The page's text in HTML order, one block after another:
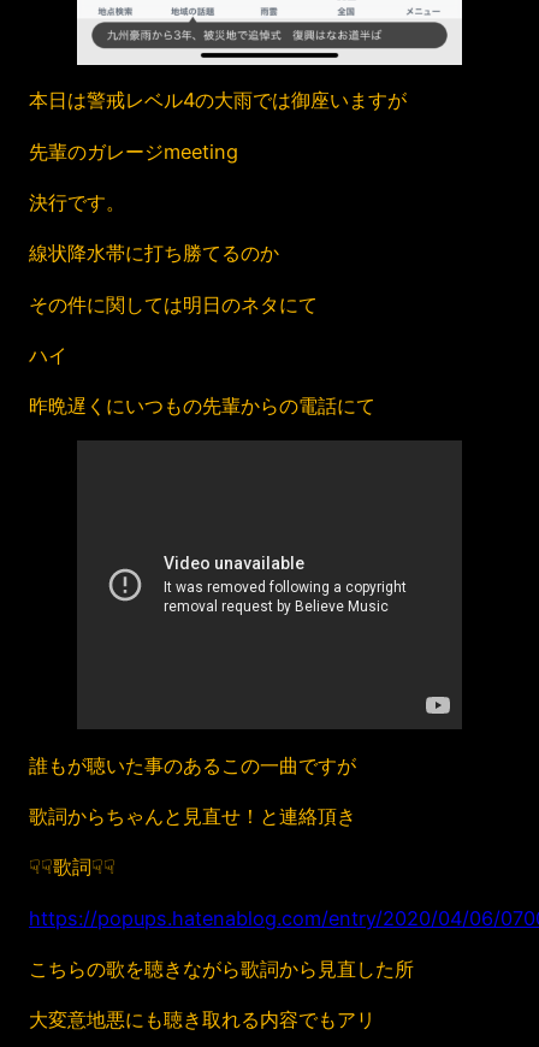
本日は警戒レベル4の大雨では御座いますが
先輩のガレージmeeting
決行です。
線状降水帯に打ち勝てるのか
その件に関しては明日のネタにて
ハイ
昨晩遅くにいつもの先輩からの電話にて
誰もが聴いた事のあるこの一曲ですが
歌詞からちゃんと見直せ！と連絡頂き
☟☟歌詞☟☟
https://popups.hatenablog.com/entry/2020/04/06/
こちらの歌を聴きながら歌詞から見直した所
大変意地悪にも聴き取れる内容でもアリ